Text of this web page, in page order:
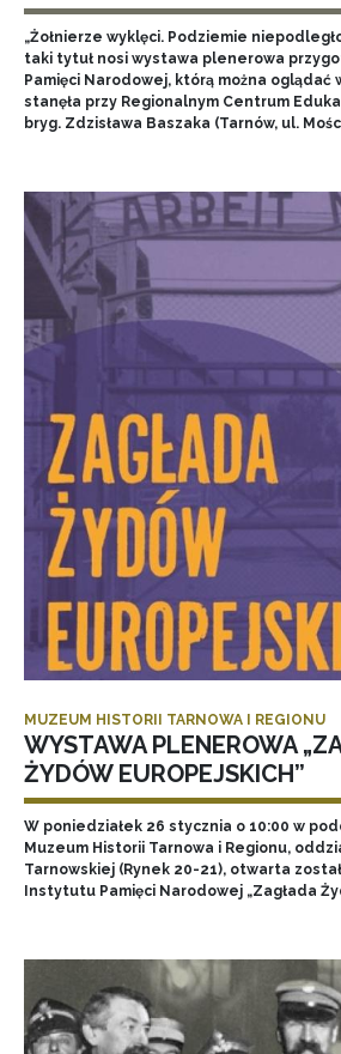
„Żołnierze wyklęci. Podziemie
taki tytuł nosi wystawa plenerowa
Pamięci Narodowej, którą można oglądać
stanęła przy Regionalnym Centrum
bryg. Zdzisława Baszaka (Tarnów, ul.
MUZEUM HISTORII TARNOWA I REGIONU
WYSTAWA PLENEROWA
ŻYDÓW EUROPEJSKICH”
W poniedziałek 26 stycznia o 10:00 w
Muzeum Historii Tarnowa i Regionu,
Tarnowskiej (Rynek 20-21), otwarta
Instytutu Pamięci Narodowej „Zagłada